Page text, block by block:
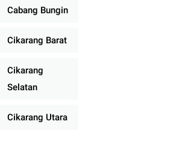
Cabang Bungin
Cikarang Barat
Cikarang
Selatan
Cikarang Utara